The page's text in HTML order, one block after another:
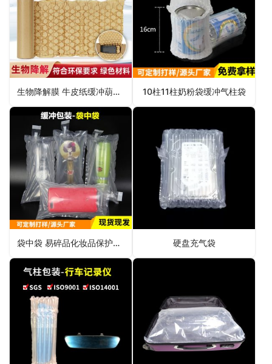
生物降解膜 牛皮纸缓冲葫芦膜 10柱11柱奶粉袋缓冲气柱袋
袋中袋 易碎品化妆品保护气囊 硬盘充气袋